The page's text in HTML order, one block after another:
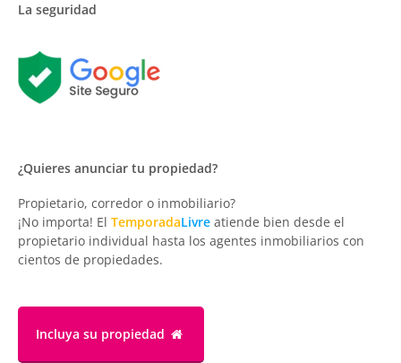
La seguridad
¿Quieres anunciar tu propiedad?
Propietario, corredor o inmobiliario?
¡No importa! El TemporadaLivre atiende bien desde el
propietario individual hasta los agentes inmobiliarios con
cientos de propiedades.
Incluya su propiedad